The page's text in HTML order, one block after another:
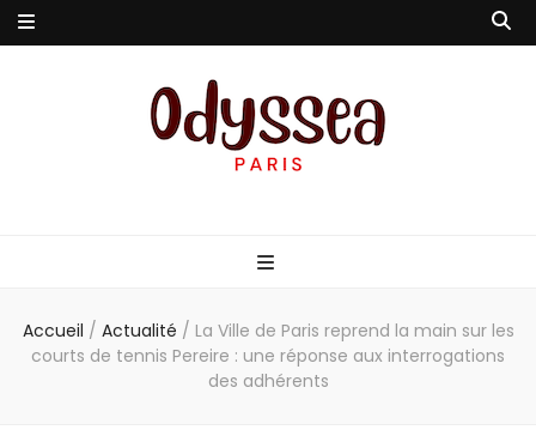
Accueil / Actualité / La Ville de Paris reprend la main sur les
courts de tennis Pereire : une réponse aux interrogations
des adhérents